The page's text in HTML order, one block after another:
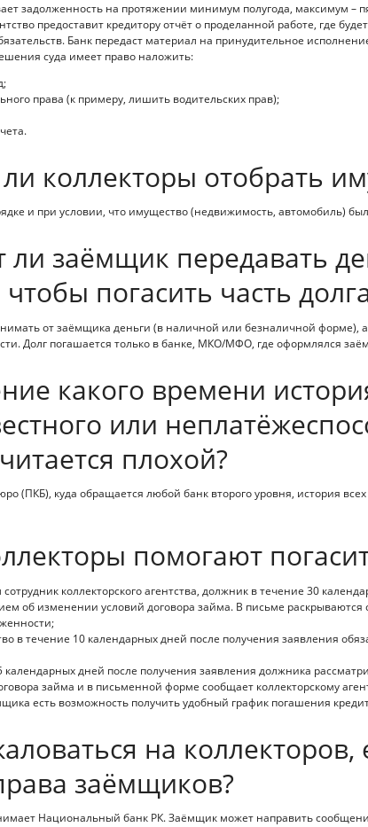
задолженность на протяжении минимум полугода, максимум –
предоставит кредитору отчёт о проделанной работе, где
Банк передаст материал на принудительное
суда имеет право наложить:
права (к примеру, лишить водительских прав);
коллекторы отобрать
и при условии, что имущество (недвижимость, автомобиль)
заёмщик передавать
погасить часть
от заёмщика деньги (в наличной или безналичной форме),
Долг погашается только в банке, МКО/МФО, где оформлялся
какого времени
или
плохой?
(ПКБ), куда обращается любой банк второго уровня, история
помогают
сотрудник коллекторского агентства, должник в течение 30
об изменении условий договора займа. В письме раскрываются
в течение 10 календарных дней после получения заявления
календарных дней после получения заявления должника
займа и в письменной форме сообщает коллекторскому
есть возможность получить удобный график погашения
на коллекторов,
заёмщиков?
Национальный банк РК. Заёмщик может направить